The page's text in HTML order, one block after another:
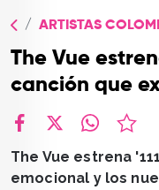
CONTACTO
ARTISTAS
The Vue
canción que
The Vue estrena
emocional y los